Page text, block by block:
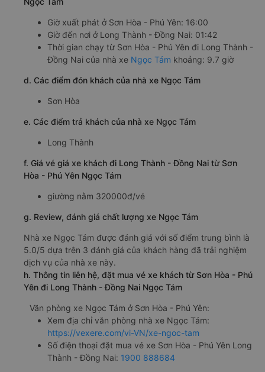
Giờ xuất phát ở Sơn Hòa - Phú Yên: 16:00
Giờ đến nơi ở Long Thành - Đồng Nai: 01:42
Thời gian chạy từ Sơn Hòa - Phú Yên đi Long Thành -
Đồng Nai của nhà xe Ngọc Tám khoảng: 9.7 giờ
d. Các điểm đón khách của nhà xe Ngọc Tám
Sơn Hòa
e. Các điểm trả khách của nhà xe Ngọc Tám
Long Thành
f. Giá vé giá xe khách đi Long Thành - Đồng Nai từ Sơn
Hòa - Phú Yên Ngọc Tám
giường nằm 320000đ/vé
g. Review, đánh giá chất lượng xe Ngọc Tám
Nhà xe Ngọc Tám được đánh giá với số điểm trung bình là
5.0/5 dựa trên 3 đánh giá của khách hàng đã trải nghiệm
dịch vụ của nhà xe này.
h. Thông tin liên hệ, đặt mua vé xe khách từ Sơn Hòa - Phú
Yên đi Long Thành - Đồng Nai Ngọc Tám
Văn phòng xe Ngọc Tám ở Sơn Hòa - Phú Yên:
Xem địa chỉ văn phòng nhà xe Ngọc Tám:
https://vexere.com/vi-VN/xe-ngoc-tam
Số điện thoại đặt mua vé xe Sơn Hòa - Phú Yên Long
Thành - Đồng Nai: 1900 888684